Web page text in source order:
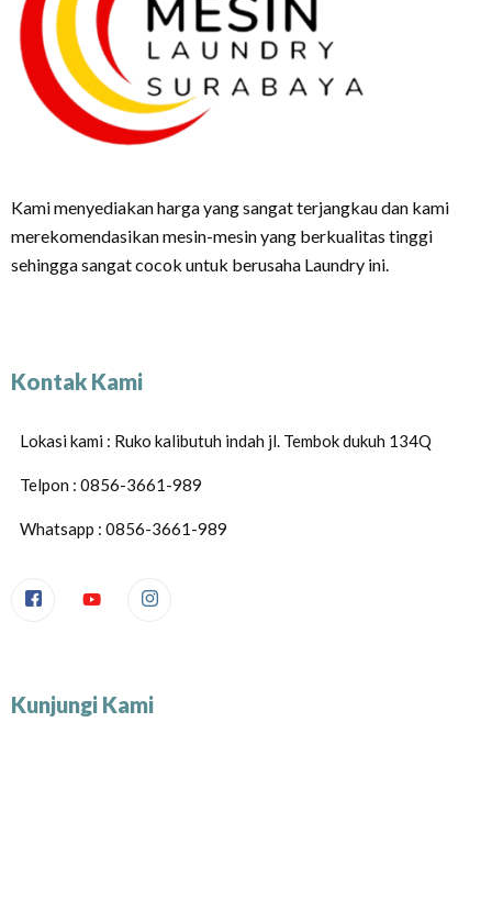
Kami menyediakan harga yang sangat terjangkau dan kami
merekomendasikan mesin-mesin yang berkualitas tinggi
sehingga sangat cocok untuk berusaha Laundry ini.
Kontak Kami
Lokasi kami : Ruko kalibutuh indah jl. Tembok dukuh 134Q
Telpon : 0856-3661-989
Whatsapp : 0856-3661-989
Kunjungi Kami